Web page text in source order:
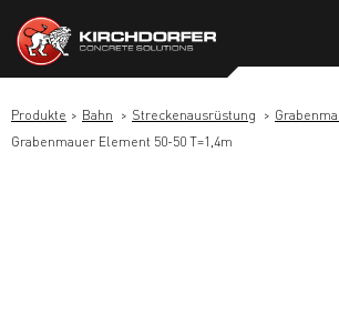
Inhalt
springen
Produkte Bahn Streckenausrüstung
Grabenmauer Element 50-50 T=1,4m